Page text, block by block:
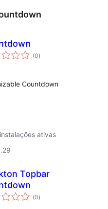
(0total
de
)
Countdown
ativas
Topbar
(0total
de
)